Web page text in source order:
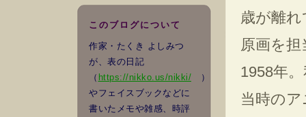
このブログについて
作家・たくき よしみつ
が、表の日記
（ https://nikko.us/nikki/ ）
やフェイスブックなどに
書いたメモや雑感、時評
歳が離
原画を
1958年
当時の